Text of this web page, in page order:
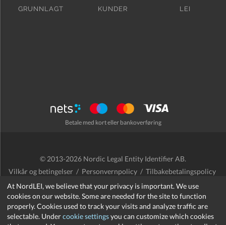
At NordLEI, we believe that your privacy is important. We use
cookies on our website. Some are needed for the site to function
properly. Cookies used to track your visits and analyze traffic are
selectable. Undercookie settingsyou can customize which cookies
GRUNNLAGT KUNDER LEI
Betale med kort eller bankoverføring
© 2013-2026 Nordic Legal Entity Identifier AB.
Vilkår og betingelser / Personvernpolicy / Tilbakebetalingspolicy
/ Cookies